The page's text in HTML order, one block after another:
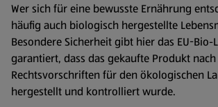
Wer sich für eine bewusste Ernährung
häufig auch biologisch hergestellte
Besondere Sicherheit gibt hier das EU-Bio-
garantiert, dass das gekaufte Produkt nach
Rechtsvorschriften für den ökologischen
hergestellt und kontrolliert wurde.